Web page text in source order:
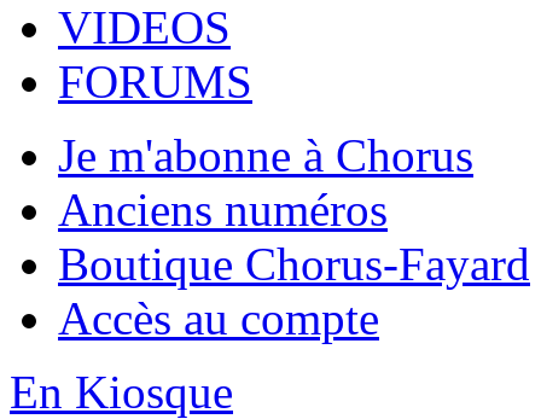
VIDEOS
FORUMS
Je m'abonne à Chorus
Anciens numéros
Boutique Chorus-Fayard
Accès au compte
En Kiosque